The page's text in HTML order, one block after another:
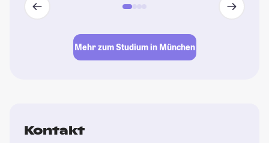
Mehr zum Studium in München
Kontakt